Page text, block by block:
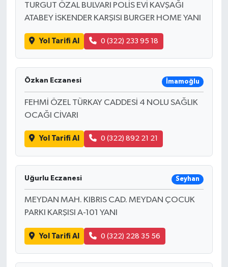
TURGUT ÖZAL BULVARI POLİS EVİ KAVŞAĞI
ATABEY İSKENDER KARŞISI BURGER HOME YANI
Yol Tarifi Al 0 (322) 233 95 18
Özkan Eczanesi İmamoğlu
FEHMİ ÖZEL TÜRKAY CADDESİ 4 NOLU SAĞLIK
OCAĞI CİVARI
Yol Tarifi Al 0 (322) 892 21 21
Uğurlu Eczanesi Seyhan
MEYDAN MAH. KIBRIS CAD. MEYDAN ÇOCUK
PARKI KARŞISI A-101 YANI
Yol Tarifi Al 0 (322) 228 35 56